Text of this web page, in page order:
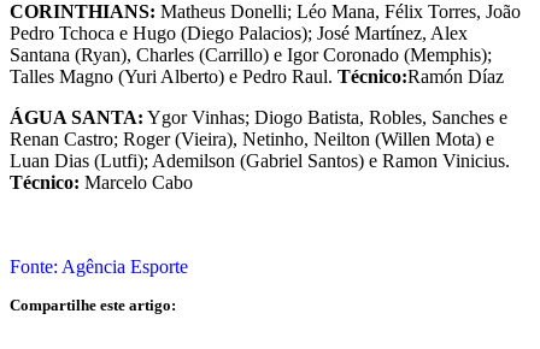
CORINTHIANS: Matheus Donelli; Léo Mana, Félix Torres, João
Pedro Tchoca e Hugo (Diego Palacios); José Martínez, Alex
Santana (Ryan), Charles (Carrillo) e Igor Coronado (Memphis);
Talles Magno (Yuri Alberto) e Pedro Raul. Técnico:Ramón Díaz
ÁGUA SANTA: Ygor Vinhas; Diogo Batista, Robles, Sanches e
Renan Castro; Roger (Vieira), Netinho, Neilton (Willen Mota) e
Luan Dias (Lutfi); Ademilson (Gabriel Santos) e Ramon Vinicius.
Técnico: Marcelo Cabo
Fonte: Agência Esporte
Compartilhe este artigo: